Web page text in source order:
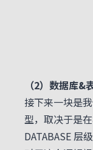
（2）数据库&
接下来一块是
型，取决于是
DATABASE 层